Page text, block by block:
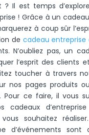
? Il est temps
! Grâce à un
à coup sûr
de cadeau entreprise
N’oubliez pas, un
l’esprit des clients
toucher à travers
nos pages produits
Pour ce faire, il vous
cadeaux
souhaitez
d’événements sont